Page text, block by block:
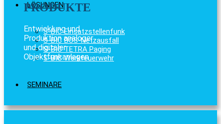
LÖSUNGEN
S-BIC Einsatzstellenfunk
S-BIC BOS-Netzausfall
S-BIC TETRA Paging
S-BIC Werkfeuerwehr
SEMINARE
PRODUKTE
Entwicklung und
Produktion analoger
und digitaler
Objektfunkanlagen